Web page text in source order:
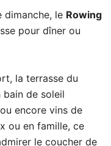
dimanche, le Rowing
pour dîner ou
la terrasse du
de soleil
encore vins de
ou en famille, ce
le coucher de